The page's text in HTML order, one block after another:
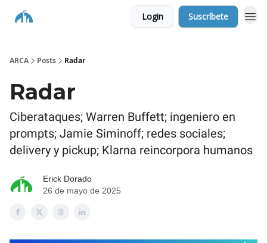
Login Suscríbete
ARCA Posts Radar
Radar
Ciberataques; Warren Buffett; ingeniero en
prompts; Jamie Siminoff; redes sociales;
delivery y pickup; Klarna reincorpora humanos
Erick Dorado
26 de mayo de 2025